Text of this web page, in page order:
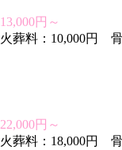
13,000円～
火葬料：10,000円
22,000円～
火葬料：18,000円